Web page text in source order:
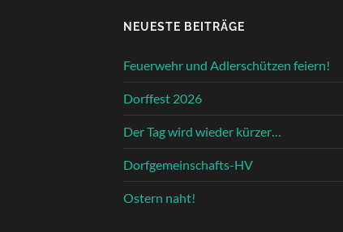
NEUESTE BEITRÄGE
Feuerwehr und Adlerschützen feiern!
Dorffest 2026
Der Tag wird wieder kürzer…
Dorfgemeinschafts-HV
Ostern naht!